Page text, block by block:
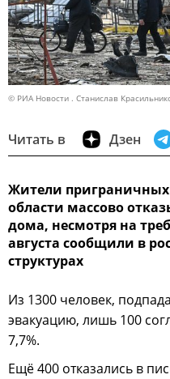
© РИА Новости . Станислав
Читать в Дзен
Жители
области массово
дома, несмотря на
августа сообщили в
структурах
Из 1300 человек,
эвакуацию, лишь 100
7,7%.
Ещё 400 отказались в